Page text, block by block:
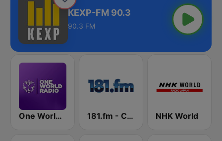
KEXP-FM 90.3
90.3 FM
One World Radio 181.fm - Comedy Club NHK World